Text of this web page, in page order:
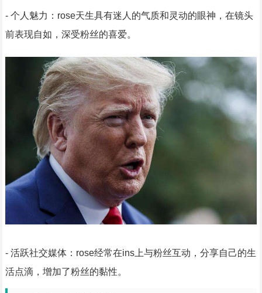
- 个人魅力：rose天生具有迷人的气质和灵动的眼神，在镜头
前表现自如，深受粉丝的喜爱。
- 活跃社交媒体：rose经常在ins上与粉丝互动，分享自己的生
活点滴，增加了粉丝的黏性。